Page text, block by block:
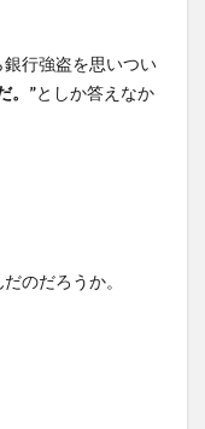
行強盗を思いつい
。”としか答えなか
のだろうか。